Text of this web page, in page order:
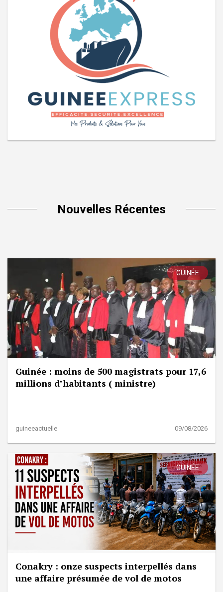
Nouvelles Récentes
GUINÉE
Guinée : moins de 500 magistrats pour 17,6
millions d’habitants ( ministre)
guineeactuelle 09/08/2026
GUINÉE
Conakry : onze suspects interpellés dans
une affaire présumée de vol de motos